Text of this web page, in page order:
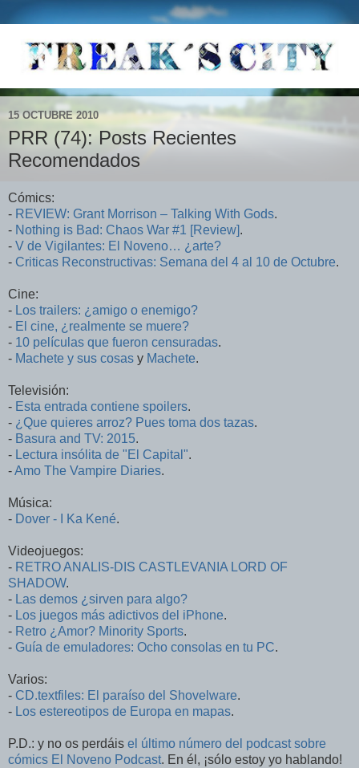
15 OCTUBRE 2010
PRR (74): Posts Recientes
Recomendados
Cómics:
- REVIEW: Grant Morrison – Talking With Gods.
- Nothing is Bad: Chaos War #1 [Review].
- V de Vigilantes: El Noveno… ¿arte?
- Criticas Reconstructivas: Semana del 4 al 10 de Octubre.
Cine:
- Los trailers: ¿amigo o enemigo?
- El cine, ¿realmente se muere?
- 10 películas que fueron censuradas.
- Machete y sus cosas y Machete.
Televisión:
- Esta entrada contiene spoilers.
- ¿Que quieres arroz? Pues toma dos tazas.
- Basura and TV: 2015.
- Lectura insólita de "El Capital".
-Amo The Vampire Diaries.
Música:
- Dover - I Ka Kené.
Videojuegos:
- RETRO ANALIS-DIS CASTLEVANIA LORD OF
SHADOW.
- Las demos ¿sirven para algo?
- Los juegos más adictivos del iPhone.
- Retro ¿Amor? Minority Sports.
- Guía de emuladores: Ocho consolas en tu PC.
Varios:
- CD.textfiles: El paraíso del Shovelware.
- Los estereotipos de Europa en mapas.
P.D.: y no os perdáis el último número del podcast sobre
cómics El Noveno Podcast. En él, ¡sólo estoy yo hablando!